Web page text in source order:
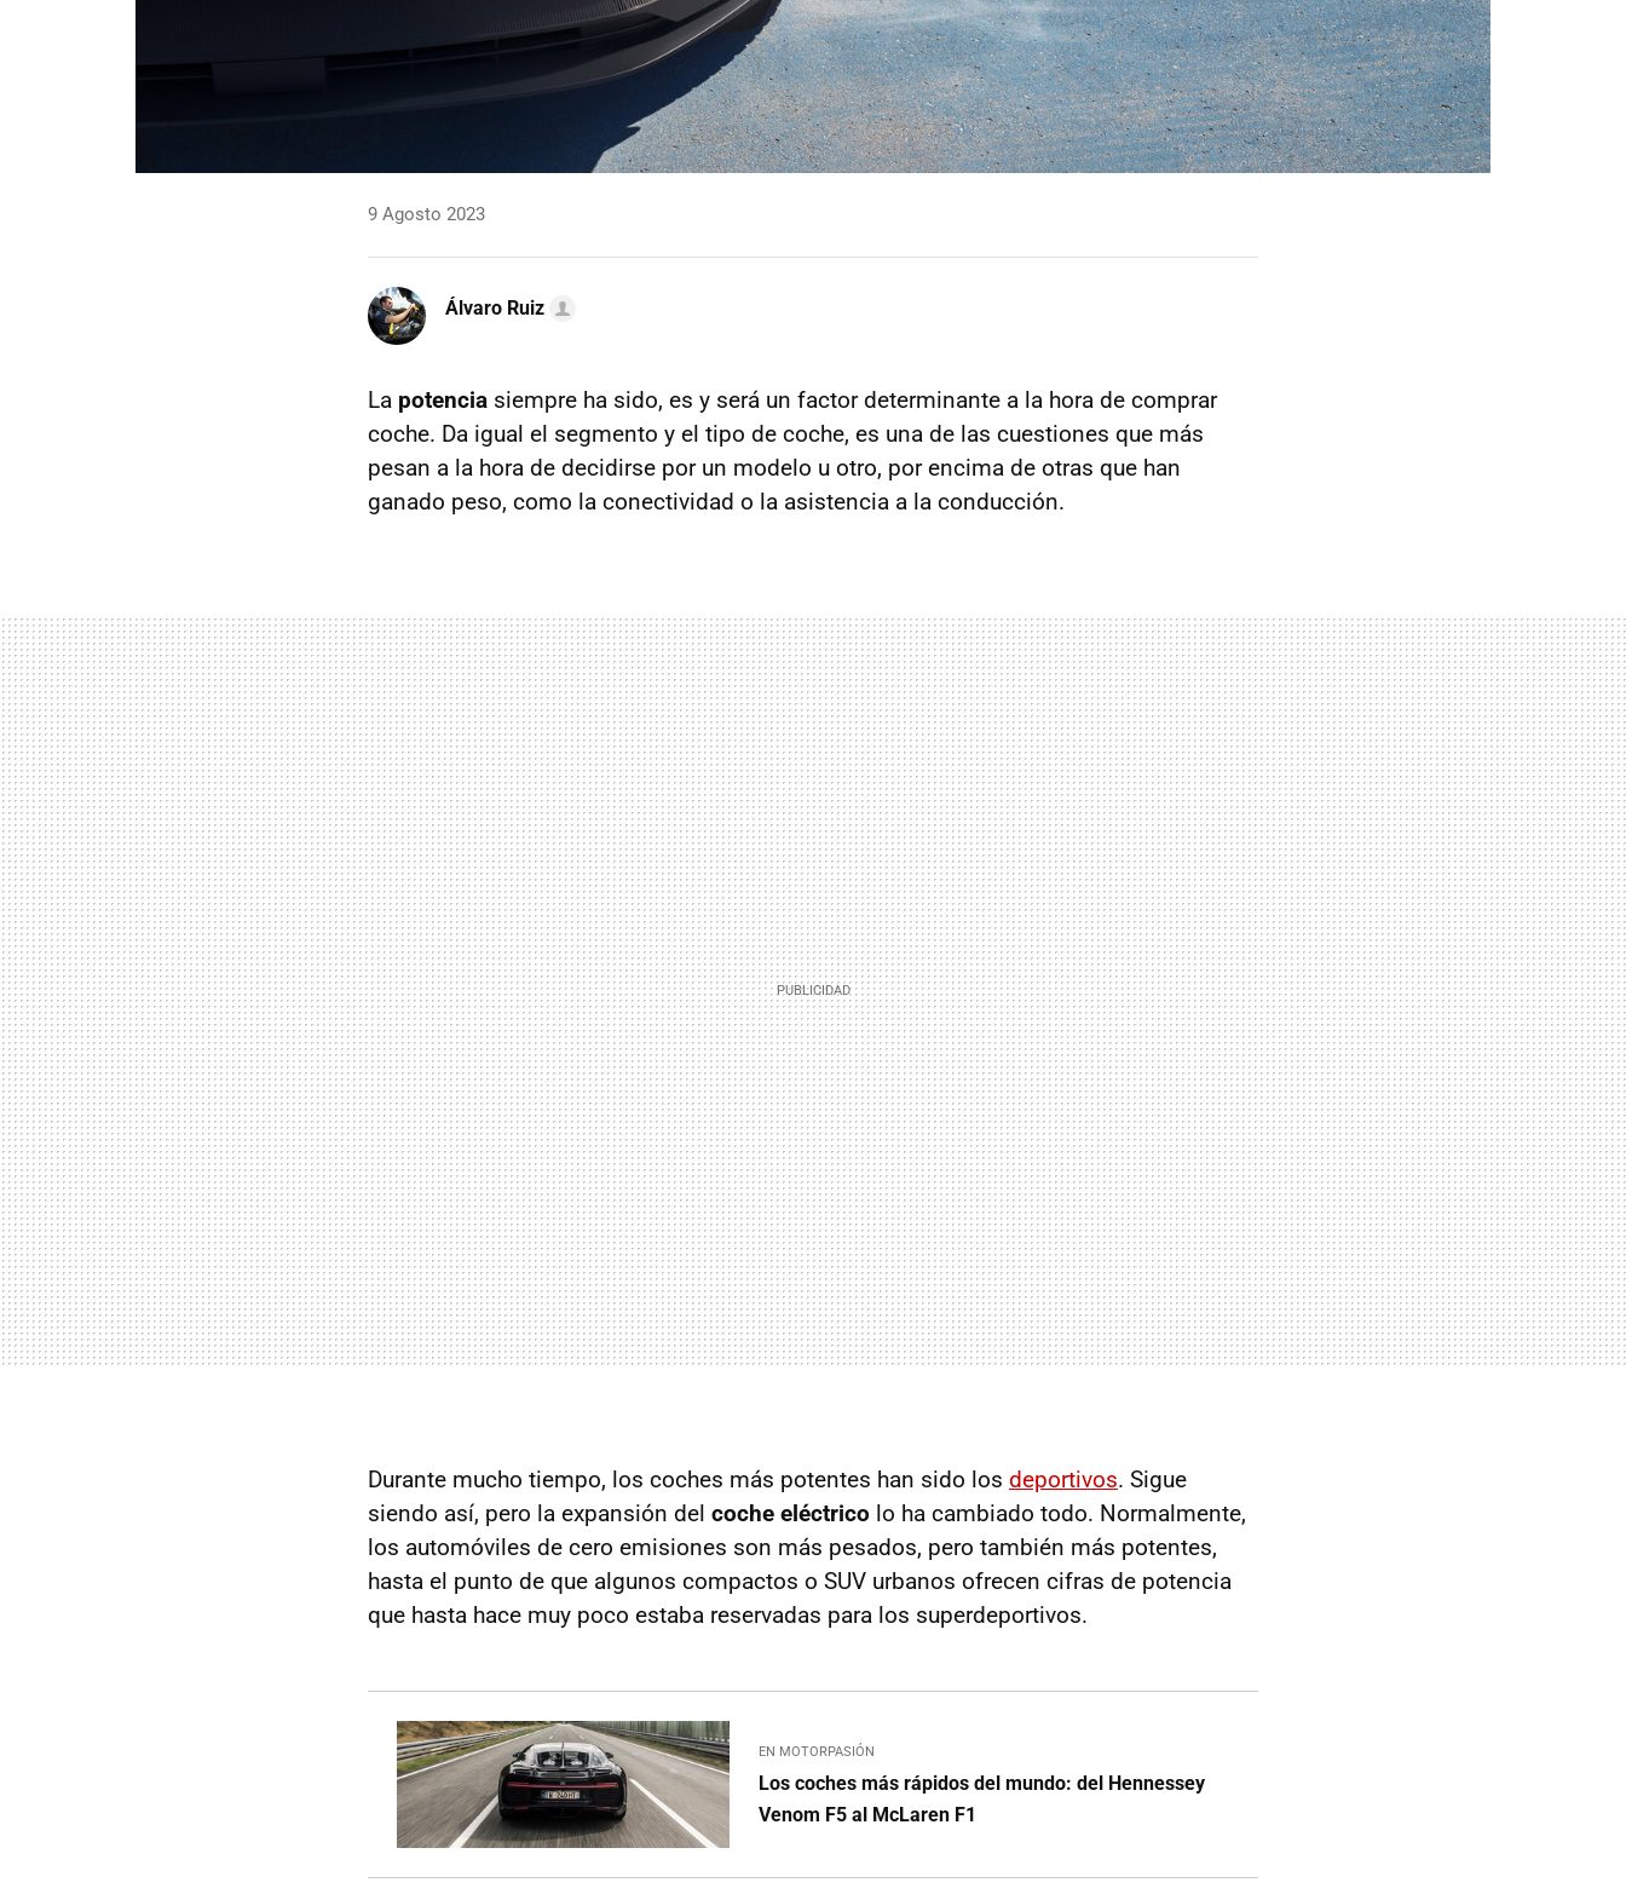
9 Agosto 2023
Álvaro Ruiz
La potencia siempre ha sido, es y será un factor determinante a la hora de comprar
coche. Da igual el segmento y el tipo de coche, es una de las cuestiones que más
pesan a la hora de decidirse por un modelo u otro, por encima de otras que han
ganado peso, como la conectividad o la asistencia a la conducción.
Durante mucho tiempo, los coches más potentes han sido los deportivos. Sigue
siendo así, pero la expansión del coche eléctrico lo ha cambiado todo. Normalmente,
los automóviles de cero emisiones son más pesados, pero también más potentes,
hasta el punto de que algunos compactos o SUV urbanos ofrecen cifras de potencia
que hasta hace muy poco estaba reservadas para los superdeportivos.
EN MOTORPASIÓN
Los coches más rápidos del mundo: del Hennessey
Venom F5 al McLaren F1